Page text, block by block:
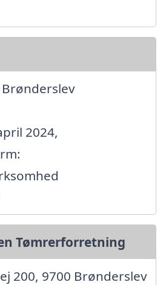
Brønderslev
2024,
Tømrerforretning
200, 9700 Brønderslev